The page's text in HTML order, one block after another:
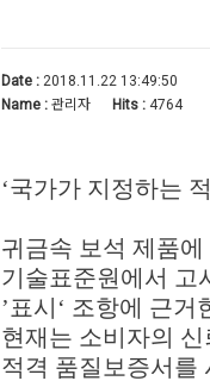
Date :2018.11.22 13:49:50
Name :관리자 Hits :4764
‘국가가 지정하는
귀금속 보석 제품
기술표준원에서 고
’표시‘ 조항에 근
현재는 소비자의
적격 품질보증서를